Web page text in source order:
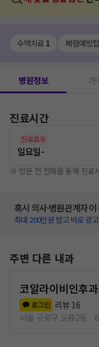
수액치료 1 폐렴예방
병원정보 가
진료시간
진료휴무
일요일-
※ 방문 전 전화를 통해 진료
혹시 의사·병원관계자
최대 200만원 받고 바로 광
주변 다른 내과
코알라이비인후
로그인 리뷰 16
서울 구로구 오류2동